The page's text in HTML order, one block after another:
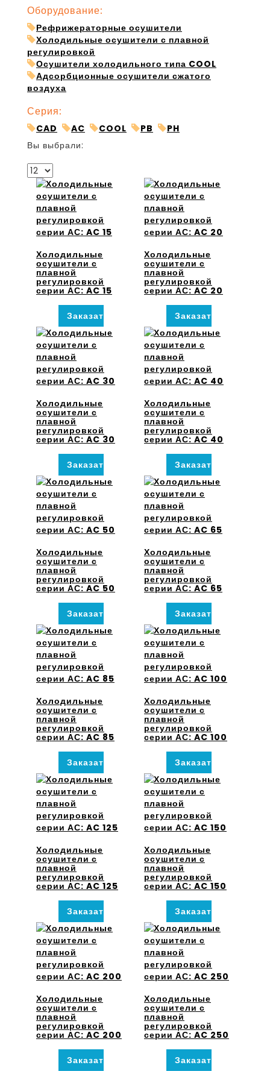
Оборудование:
Рефрижераторные осушители
Холодильные осушители с плавной
регулировкой
Осушители холодильного типа COOL
Адсорбционные осушители сжатого
воздуха
Серия:
CAD AC COOL PB
PH
Вы выбрали:
Холодильные
осушители с
плавной
регулировкой
серии АС: AC 15
Заказать
Холодильные
осушители с
плавной
регулировкой
серии АС: AC 20
Заказать
Холодильные
осушители с
плавной
регулировкой
серии АС: AC 30
Заказать
Холодильные
осушители с
плавной
регулировкой
серии АС: AC 40
Заказать
Холодильные
осушители с
плавной
регулировкой
серии АС: AC 50
Заказать
Холодильные
осушители с
плавной
регулировкой
серии АС: AC 65
Заказать
Холодильные
осушители с
плавной
регулировкой
серии АС: AC 85
Заказать
Холодильные
осушители с
плавной
регулировкой
серии АС: AC 100
Заказать
Холодильные
осушители с
плавной
регулировкой
серии АС: AC 125
Заказать
Холодильные
осушители с
плавной
регулировкой
серии АС: AC 150
Заказать
Холодильные
осушители с
плавной
регулировкой
серии АС: AC 200
Заказать
Холодильные
осушители с
плавной
регулировкой
серии АС: AC 250
Заказать